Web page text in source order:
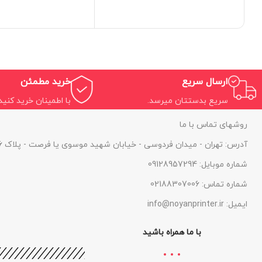
ارسال سریع
سریع بدستتان میرسد.
خرید مطمئن
با اطمینان خرید
روشهای تماس با ما
آدرس: تهران - میدان فردوسی - خیابان شهید موسوی یا فرصت - پلاک 46 - واحد 1
شماره موبایل: 09128957294
شماره تماس: 02188307006
ایمیل: info@noyanprinter.ir
با ما همراه باشید